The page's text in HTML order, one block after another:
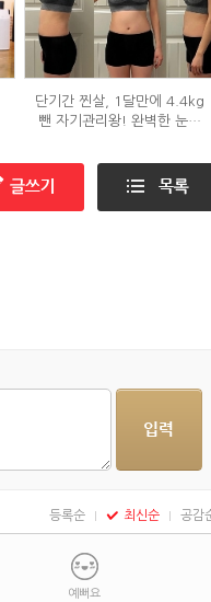
단기간 찐살, 1달만에 4.4kg
뺀 자기관리왕! 완벽한 눈바
등록순 최신순 공감
예뻐요